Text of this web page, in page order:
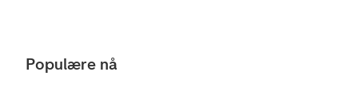
Populære nå